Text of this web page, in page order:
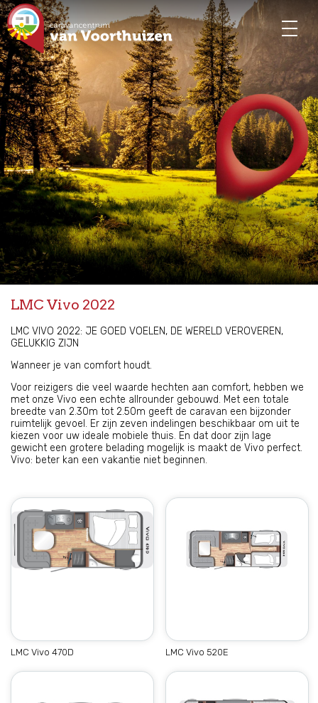
LMC Vivo 2022
LMC VIVO 2022: JE GOED VOELEN, DE WERELD VEROVEREN,
GELUKKIG ZIJN
Wanneer je van comfort houdt.
Voor reizigers die veel waarde hechten aan comfort, hebben we
met onze Vivo een echte allrounder gebouwd. Met een totale
breedte van 2.30m tot 2.50m geeft de caravan een bijzonder
ruimtelijk gevoel. Er zijn zeven indelingen beschikbaar om uit te
kiezen voor uw ideale mobiele thuis. En dat door zijn lage
gewicht een grotere belading mogelijk is maakt de Vivo perfect.
Vivo: beter kan een vakantie niet beginnen.
LMC Vivo 470D LMC Vivo 520E